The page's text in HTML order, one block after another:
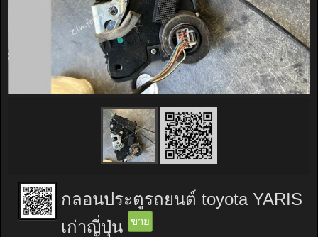
กลอนประตูรถยนต์ toyota YARIS
เก่าญี่ปุ่น
ขาย